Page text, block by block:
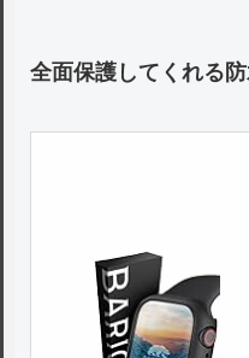
全面保護してくれる